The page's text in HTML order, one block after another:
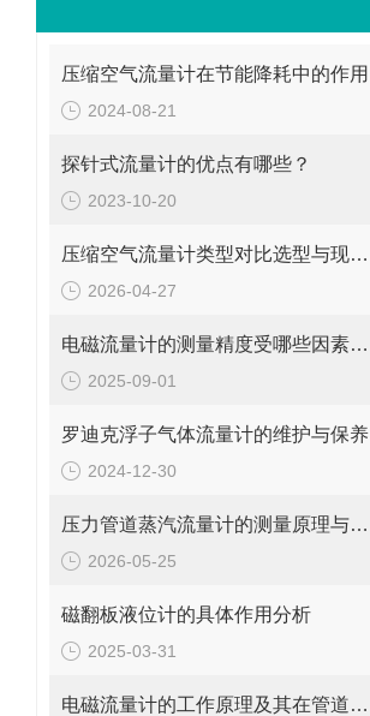
压缩空气流量计在节能降耗中的作用
2024-08-21
探针式流量计的优点有哪些？
2023-10-20
压缩空气流量计类型对比选型与现场安装维修要点
2026-04-27
电磁流量计的测量精度受哪些因素影响?
2025-09-01
罗迪克浮子气体流量计的维护与保养
2024-12-30
压力管道蒸汽流量计的测量原理与日常维护操作规范
2026-05-25
磁翻板液位计的具体作用分析
2025-03-31
电磁流量计的工作原理及其在管道系统中的应用